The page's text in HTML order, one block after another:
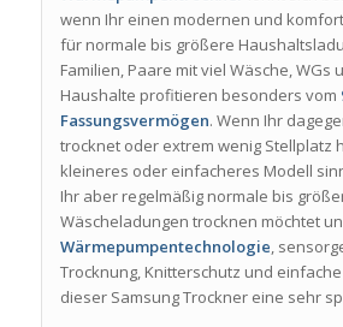
wenn Ihr einen modernen und
für normale bis größere
Familien, Paare mit viel Wäsche, WGs
Haushalte profitieren besonders vom
Fassungsvermögen. Wenn Ihr
trocknet oder extrem wenig Stellplatz
kleineres oder einfacheres Modell
Ihr aber regelmäßig normale bis
Wäscheladungen trocknen möchtet
Wärmepumpentechnologie,
Trocknung, Knitterschutz und
dieser Samsung Trockner eine sehr